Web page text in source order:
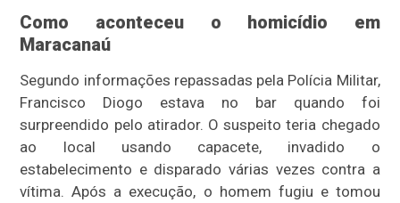
Como aconteceu o homicídio em
Maracanaú
Segundo informações repassadas pela Polícia Militar,
Francisco Diogo estava no bar quando foi
surpreendido pelo atirador. O suspeito teria chegado
ao local usando capacete, invadido o
estabelecimento e disparado várias vezes contra a
vítima. Após a execução, o homem fugiu e tomou